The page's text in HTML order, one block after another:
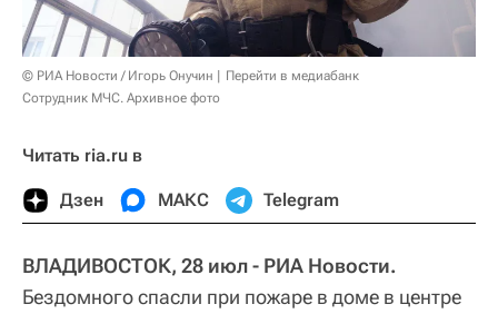
© РИА Новости / Игорь Онучин
Перейти в медиабанк
Сотрудник МЧС. Архивное фото
Читать ria.ru в
Дзен МАКС Telegram
ВЛАДИВОСТОК, 28 июл - РИА Новости.
Бездомного спасли при пожаре в доме в центре